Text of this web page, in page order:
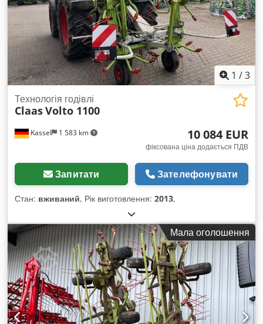
1 /3
Kassel 1 583 km
Технологія годівлі
ClaasVolto 1100
10 084 EUR
фіксована ціна додається ПДВ
Запитати Зателефонувати
Стан: вживаний, Рік виготовлення: 2013,
Мала оголошення